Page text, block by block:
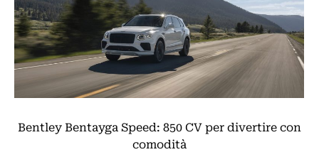
Bentley Bentayga Speed: 850 CV per divertire con
comodità